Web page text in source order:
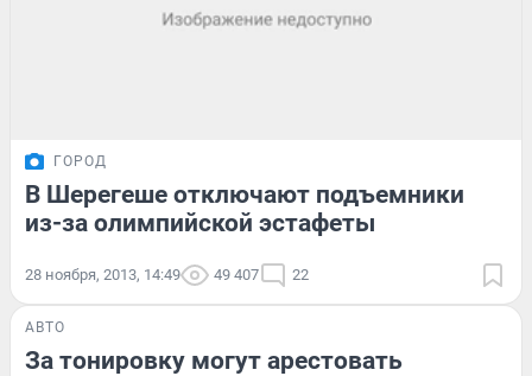
ГОРОД
В Шерегеше отключают подъемники
из-за олимпийской эстафеты
28 ноября, 2013, 14:49 49 407 22
АВТО
За тонировку могут арестовать